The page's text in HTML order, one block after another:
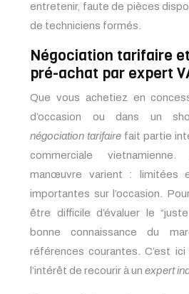
entretenir, faute de pièces
de techniciens formés.
Négociation tarifaire
pré-achat par expert
Que vous achetiez en
d’occasion ou dans un
négociation tarifaire fait partie
commerciale
manœuvre varient : limitées
importantes sur l’occasion.
être difficile d’évaluer le
bonne connaissance du
références courantes. C’est ici
l’intérêt de recourir à un expert